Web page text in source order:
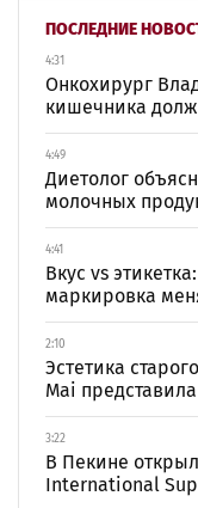
ПОСЛЕДНИЕ
4:31
Онкохирург
кишечника
4:49
Диетолог
молочных
4:41
Вкус vs
маркировка
2:10
Эстетика
Mai
3:22
В Пекине
International